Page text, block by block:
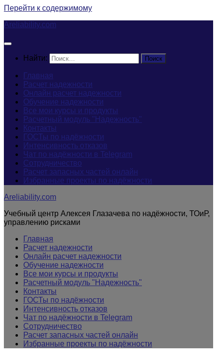
Перейти к содержимому
Areliability.com
Найти:
Главная
Расчет надежности
Онлайн расчет надежности
Обучение надежности
Все мои курсы и продукты
Расчетный модуль "Надежность"
Контакты
ГОСТы по надёжности
Интенсивность отказов
Чат по надёжности в Telegram
Сотрудничество
Расчет запасных частей онлайн
Избранные проекты по надёжности
Areliability.com
Учебный центр Алексея Глазачева по надёжности, ТОиР,
управлению рисками
Главная
Расчет надежности
Онлайн расчет надежности
Обучение надежности
Все мои курсы и продукты
Расчетный модуль "Надежность"
Контакты
ГОСТы по надёжности
Интенсивность отказов
Чат по надёжности в Telegram
Сотрудничество
Расчет запасных частей онлайн
Избранные проекты по надёжности